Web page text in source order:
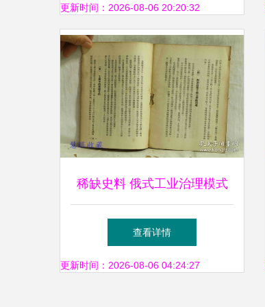
更新时间：2026-08-06 20:20:32
稀缺史料 俄式工业治理模式
考察——《莫斯科一个工厂的
行政管理与党群工作》成泽著
查看详情
更新时间：2026-08-06 04:24:27